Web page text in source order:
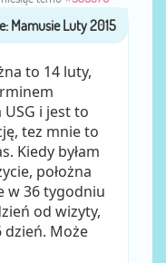
to 14 luty,
i jest to
tez mnie to
Kiedy byłam
położna
w 36 tygodniu
od wizyty,
dzień. Może